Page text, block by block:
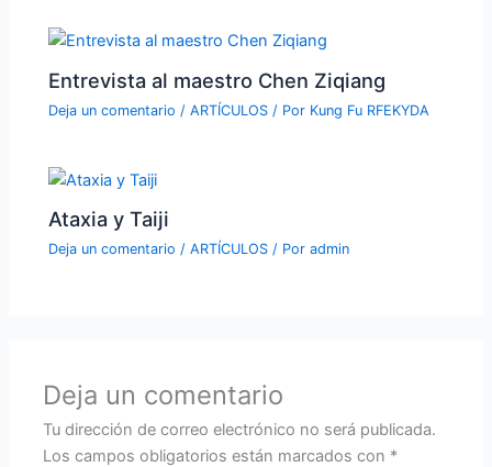
Entrevista al maestro Chen Ziqiang
Deja un comentario /ARTÍCULOS / Por Kung Fu RFEKYDA
Ataxia y Taiji
Deja un comentario /ARTÍCULOS / Poradmin
Deja un comentario
Tu dirección de correo electrónico no será publicada.
Los campos obligatorios están marcados con *